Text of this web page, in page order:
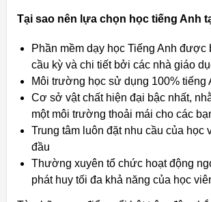
Tại sao nên lựa chọn học tiếng Anh
Phần mềm dạy học Tiếng Anh được
cầu kỳ và chi tiết bởi các nhà giáo
Môi trường học sử dụng 100% tiếng
Cơ sở vật chất hiện đại bậc nhất,
một môi trường thoải mái cho các
Trung tâm luôn đặt nhu cầu của học
đầu
Thường xuyên tổ chức hoạt động
phát huy tối đa khả năng của học